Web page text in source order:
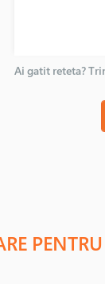
Ai gatit reteta?
PENTRU